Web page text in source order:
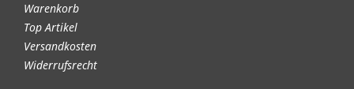
Warenkorb
Top Artikel
Versandkosten
Widerrufsrecht